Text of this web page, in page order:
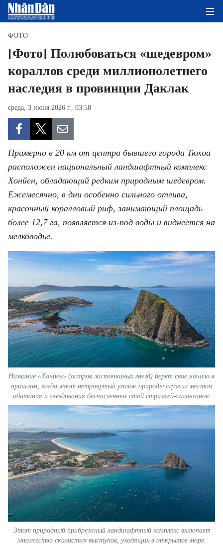
ГЛАВНАЯ СТРАНИЦА
ПОЛИТИКА
ЭКОЛОГИЯ
КУЛЬТУРА
ДОБРО ПОЖАЛОВАТЬ ВО
ВЬЕТНАМ
В МИРЕ
ВСТРЕЧИ - ДИАЛОГИ
ДОСЬЕ И МАТЕРИАЛЫ
О ГАЗЕТЕ «НЯНЗАН»
TIẾNG VIỆT
ENGLISH
FRANÇAIS
ESPAÑOL
ФОТО
[Фото] Полюбоваться «шедевром»
кораллов среди миллионолетнего
наследия в провинции Даклак
среда, 3 июня 2026 г., 03:58
Примерно в 20 км от центра бывшего города Тюхоа
расположен национальный ландшафтный комплекс
Хонйен, обладающий редким природным шедевром.
Ежемесячно, в дни особенно сильного отлива,
красочный коралловый риф, занимающий площадь
более 12,7 га, появляется из-под воды и виднеется на
мелководье.
Название «Хонйен» (остров ласточкиных гнезд) берет свое начало в
прошлом, когда этот нетронутый уголок природы служил местом
обитания и гнездования бесчисленных стай стрижей-саланганов.
Этот природный прибрежный ландшафтный комплекс включает
множество скалистых выступов, уходящих в открытое море.